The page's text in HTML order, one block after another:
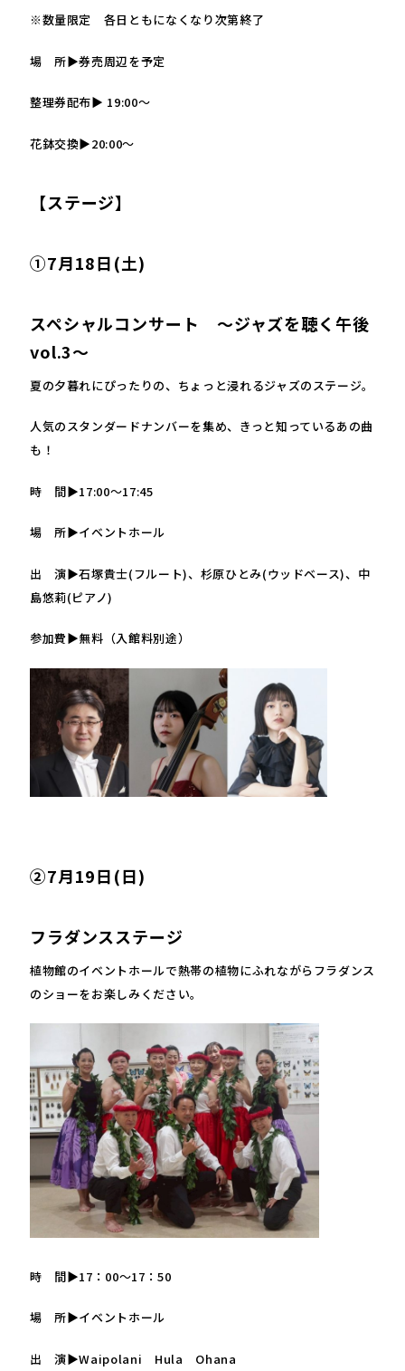
※数量限定 各日ともになくなり次第終了
場 所▶券売周辺を予定
整理券配布▶ 19:00〜
花鉢交換▶20:00〜
【ステージ】
①7月18日(土)
スペシャルコンサート ～ジャズを聴く午後
vol.3～
夏の夕暮れにぴったりの、ちょっと浸れるジャズのステージ。
人気のスタンダードナンバーを集め、きっと知っているあの曲
も！
時 間▶17:00～17:45
場 所▶イベントホール
出 演▶石塚貴士(フルート)、杉原ひとみ(ウッドベース)、中
島悠莉(ピアノ)
参加費▶無料（入館料別途）
②7月19日(日)
フラダンスステージ
植物館のイベントホールで熱帯の植物にふれながらフラダンス
のショーをお楽しみください。
時 間▶17：00～17：50
場 所▶イベントホール
出 演▶Waipolani Hula Ohana